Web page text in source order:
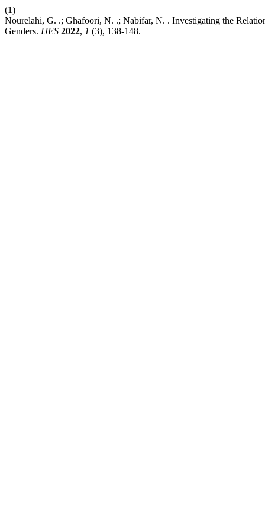
(1)
Nourelahi, G. .; Ghafoori, N. .; Nabifar, N. . Investigating the
Genders. IJES 2022, 1 (3), 138-148.